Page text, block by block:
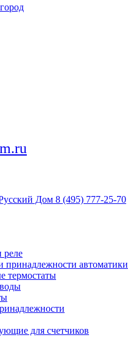
8 (495) 777-25-70
реле
принадлежности автоматики
термостаты
для счетчиков